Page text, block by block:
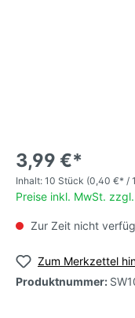
3,99 €*
Inhalt: 10 Stück (0,40 €* /
Preise inkl. MwSt.
Zur Zeit nicht
Zum Merkzettel
Produktnummer: